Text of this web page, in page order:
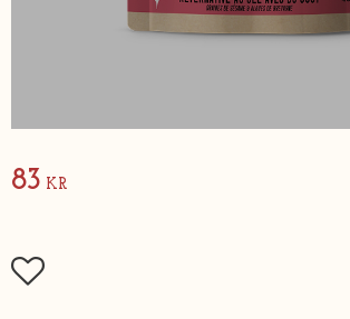
83 KR
Lägg till i favoriter